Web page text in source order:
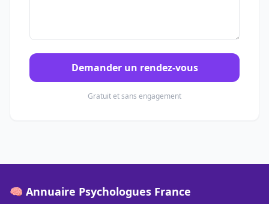
Demander un rendez-vous
Gratuit et sans engagement
🧠 Annuaire Psychologues France